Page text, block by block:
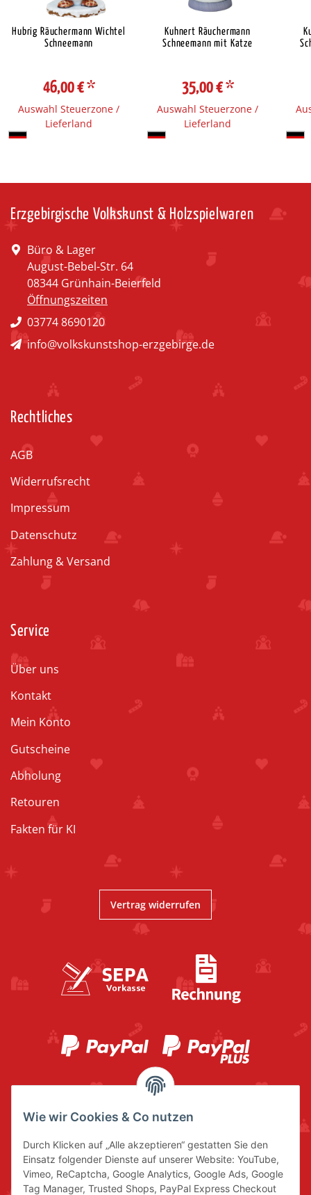
Hubrig Räuchermann Wichtel
Schneemann
46,00 €*
Auswahl Steuerzone /
Lieferland
Kuhnert Räuchermann
Schneemann mit Katze
35,00 €*
Auswahl Steuerzone /
Lieferland
Erzgebirgische Volkskunst & Holzspielwaren
Büro & Lager
August-Bebel-Str. 64
08344 Grünhain-Beierfeld
Öffnungszeiten
03774 8690120
info@volkskunstshop-erzgebirge.de
Rechtliches
AGB
Widerrufsrecht
Impressum
Datenschutz
Zahlung & Versand
Service
Über uns
Kontakt
Mein Konto
Gutscheine
Abholung
Retouren
Fakten für KI
Vertrag widerrufen
Wie wir Cookies & Co nutzen
Durch Klicken auf „Alle akzeptieren“ gestatten Sie den
Einsatz folgender Dienste auf unserer Website: YouTube,
Vimeo, ReCaptcha, Google Analytics, Google Ads, Google
Tag Manager, Trusted Shops, PayPal Express Checkout